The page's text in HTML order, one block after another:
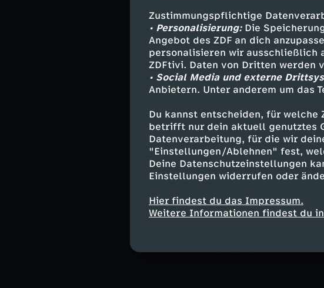
Zustimmungspflichtige
• Personalisierung:Die
Angebot des ZDF an dich
personalisieren wir ausschließlich
ZDFtivi. Daten von Dritten werden
• Social Media und externe
Anbietern. Unter anderem um das
Du kannst entscheiden, für
betrifft nur dein aktuell genutztes
Datenverarbeitung, für die wir
"Einstellungen/Ablehnen" fest,
Deine Datenschutzeinstellungen
Einstellungen widerrufen oder
Hier findest du das Impressum.
Weitere Informationen findest du
Darsteller
Thomas - Ioan
Vinca / Pauline - Ivanna
Maxime - Grégory
Annabelle - Dervla
Fanny - Vahina
Manon - Shemss Audat
Miss Deville - Salóme
Francis - Cosimo Fusco
Richard - Rupert
Fanny (jung) - Stella
Thomas (jung) - Billy
Stéphane Pianelli -
Alexis Clement -